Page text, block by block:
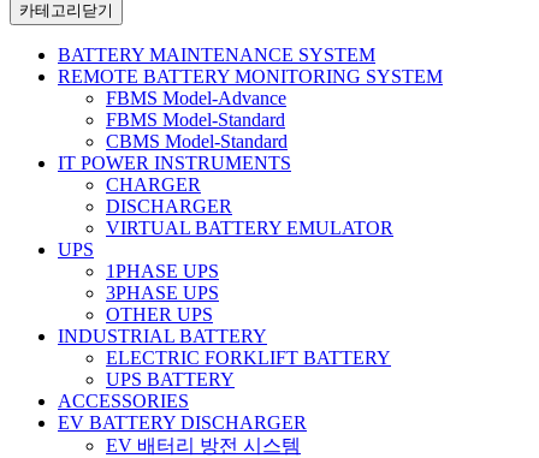
카테고리 닫기
BATTERY MAINTENANCE SYSTEM
REMOTE BATTERY MONITORING SYSTEM
FBMS Model-Advance
FBMS Model-Standard
CBMS Model-Standard
IT POWER INSTRUMENTS
CHARGER
DISCHARGER
VIRTUAL BATTERY EMULATOR
UPS
1PHASE UPS
3PHASE UPS
OTHER UPS
INDUSTRIAL BATTERY
ELECTRIC FORKLIFT BATTERY
UPS BATTERY
ACCESSORIES
EV BATTERY DISCHARGER
EV 배터리 방전 시스템